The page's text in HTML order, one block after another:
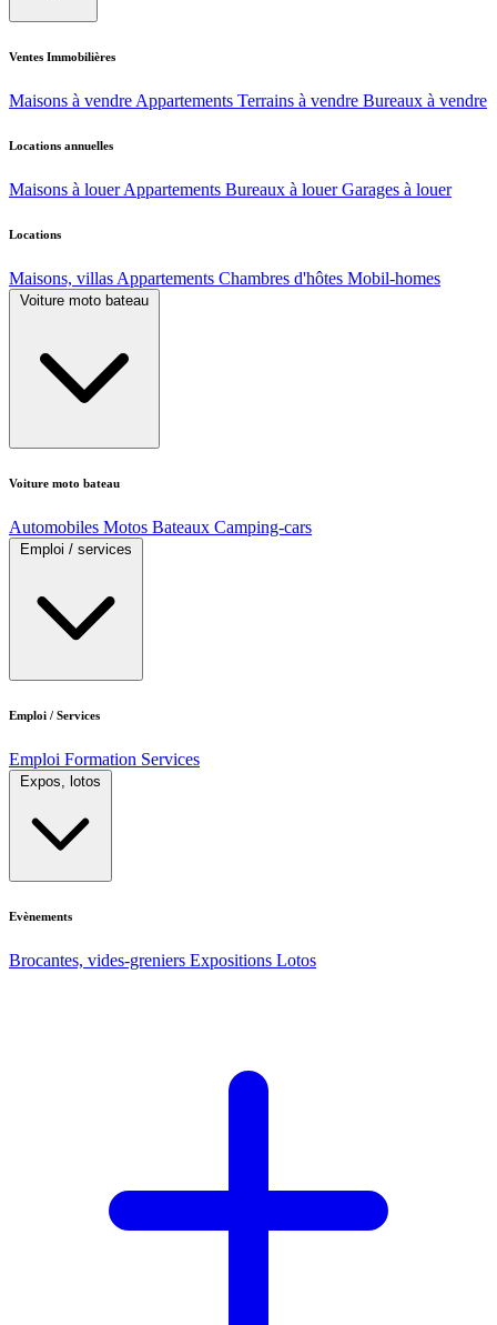
Ventes Immobilières
Maisons à vendre Appartements Terrains à vendre Bureaux à vendre
Locations annuelles
Maisons à louer Appartements Bureaux à louer Garages à louer
Locations
Maisons, villas Appartements Chambres d'hôtes Mobil-homes
Voiture moto bateau
Voiture moto bateau
Automobiles Motos Bateaux Camping-cars
Emploi / services
Emploi / Services
Emploi Formation Services
Expos, lotos
Evènements
Brocantes, vides-greniers Expositions Lotos